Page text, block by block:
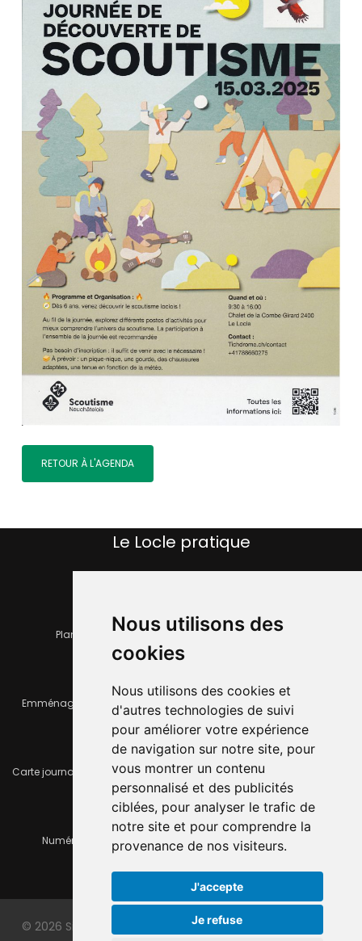
Nous utilisons des
cookies
Nous utilisons des cookies et
d'autres technologies de suivi
pour améliorer votre expérience
de navigation sur notre site, pour
vous montrer un contenu
personnalisé et des publicités
ciblées, pour analyser le trafic de
notre site et pour comprendre la
provenance de nos visiteurs.
J'accepte
Je refuse
RETOUR À L'AGENDA
Le Locle pratique
Plan de la ville Horaires et services communaux
Emménager ou déménager Infos pratiques
Carte journalière CFF - Flexicard Travaux importants en cours
Numéros d'urgence À louer / à vendre
© 2026 Site officiel de la ville du Locle. Made with